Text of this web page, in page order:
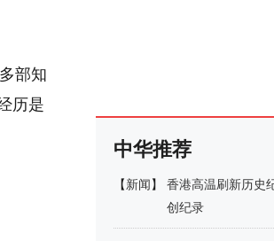
部知
历是
中华推荐
【新闻】
香港高温刷新历史
创纪录